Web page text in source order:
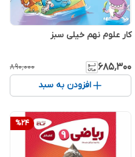
کار علوم نهم خیلی سبز
۶۸۵٬۳۰۰ ۸۹۰٬۰۰۰
افزودن به سبد
%24